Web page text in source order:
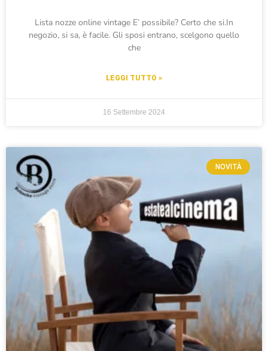
Lista nozze online vintage E’ possibile? Certo che si.In
negozio, si sa, è facile. Gli sposi entrano, scelgono quello
che
LEGGI TUTTO »
16 Settembre 2024
NOVITÀ